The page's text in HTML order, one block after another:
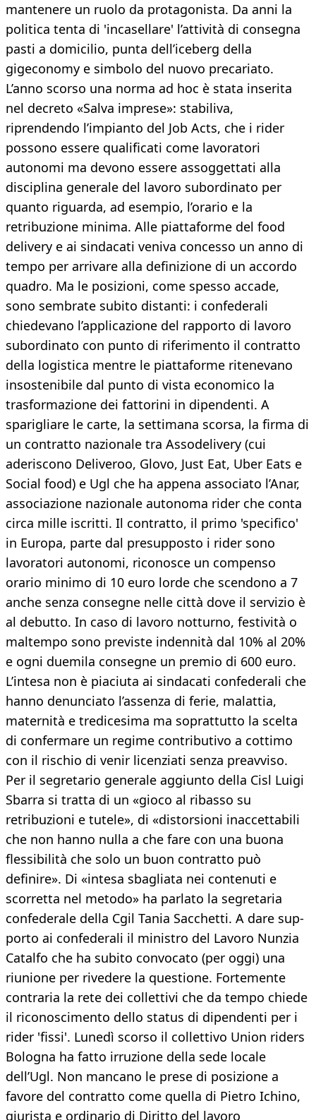
mantenere un ruolo da protagonista. Da anni la
politica tenta di 'incasellare' l’attività di consegna
pasti a domicilio, punta dell’iceberg della
gigeconomy e simbolo del nuovo precariato.
L’anno scorso una norma ad hoc è stata inserita
nel decreto «Salva imprese»: stabiliva,
riprendendo l’impianto del Job Acts, che i rider
possono essere qualificati come lavoratori
autonomi ma devono essere assoggettati alla
disciplina generale del lavoro subordinato per
quanto riguarda, ad esempio, l’orario e la
retribuzione minima. Alle piattaforme del food
delivery e ai sindacati veniva concesso un anno di
tempo per arrivare alla definizione di un accordo
quadro. Ma le posizioni, come spesso accade,
sono sembrate subito distanti: i confederali
chiedevano l’applicazione del rapporto di lavoro
subordinato con punto di riferimento il contratto
della logistica mentre le piattaforme ritenevano
insostenibile dal punto di vista economico la
trasformazione dei fattorini in dipendenti. A
sparigliare le carte, la settimana scorsa, la firma di
un contratto nazionale tra Assodelivery (cui
aderiscono Deliveroo, Glovo, Just Eat, Uber Eats e
Social food) e Ugl che ha appena associato l’Anar,
associazione nazionale autonoma rider che conta
circa mille iscritti. Il contratto, il primo 'specifico'
in Europa, parte dal presupposto i rider sono
lavoratori autonomi, riconosce un compenso
orario minimo di 10 euro lorde che scendono a 7
anche senza consegne nelle città dove il servizio è
al debutto. In caso di lavoro notturno, festività o
maltempo sono previste indennità dal 10% al 20%
e ogni duemila consegne un premio di 600 euro.
L’intesa non è piaciuta ai sindacati confederali che
hanno denunciato l’assenza di ferie, malattia,
maternità e tredicesima ma soprattutto la scelta
di confermare un regime contributivo a cottimo
con il rischio di venir licenziati senza preavviso.
Per il segretario generale aggiunto della Cisl Luigi
Sbarra si tratta di un «gioco al ribasso su
retribuzioni e tutele», di «distorsioni inaccettabili
che non hanno nulla a che fare con una buona
flessibilità che solo un buon contratto può
definire». Di «intesa sbagliata nei contenuti e
scorretta nel metodo» ha parlato la segretaria
confederale della Cgil Tania Sacchetti. A dare sup-
porto ai confederali il ministro del Lavoro Nunzia
Catalfo che ha subito convocato (per oggi) una
riunione per rivedere la questione. Fortemente
contraria la rete dei collettivi che da tempo chiede
il riconoscimento dello status di dipendenti per i
rider 'fissi'. Lunedì scorso il collettivo Union riders
Bologna ha fatto irruzione della sede locale
dell’Ugl. Non mancano le prese di posizione a
favore del contratto come quella di Pietro Ichino,
giurista e ordinario di Diritto del lavoro